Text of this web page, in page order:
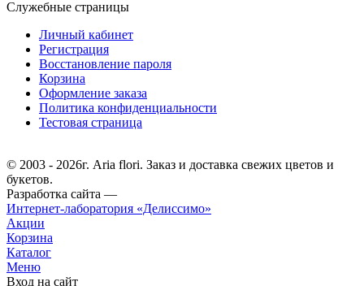
Служебные страницы
Личный кабинет
Регистрация
Восстановление пароля
Корзина
Оформление заказа
Политика конфиденциальности
Тестовая страница
© 2003 - 2026г. Aria flori. Заказ и доставка свежих цветов и
букетов.
Разработка сайта —
Интернет-лаборатория «Делиссимо»
Акции
Корзина
Каталог
Меню
Вход на сайт